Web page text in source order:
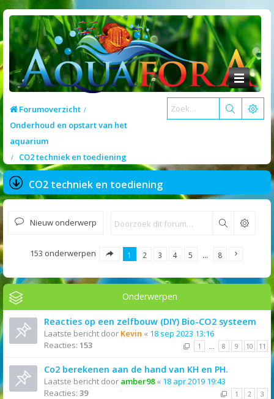
Forumoverzicht
Onderhoud en opstart van het
aquarium
CO2 techniek en toediening
CO2 techniek en toediening
Nieuw onderwerp Zoek
153 onderwerpen 1 2 3 4 5 … 8
Onderwerpen
Reacties op een zelfbouw (DIY) Bio-CO2 systeem
Laatste bericht door Kevin « 18 sep 2023 13:16
Reacties: 153 1 … 8 9 10 11
Co2 berekenen aan de hand van KH en PH.
Laatste bericht door amber98« 18 apr 2019 19:43
Reacties: 39 1 2 3